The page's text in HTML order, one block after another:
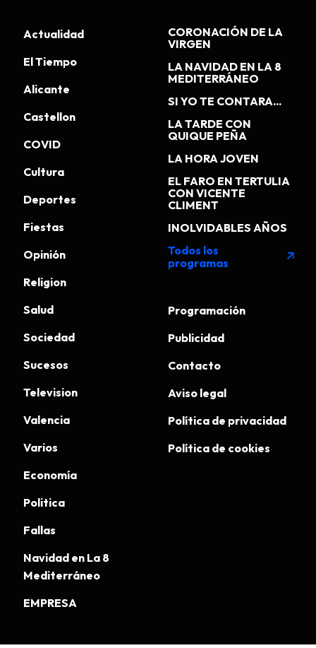
Actualidad
El Tiempo
Alicante
Castellon
COVID
Cultura
Deportes
Fiestas
Opinión
Religion
Salud
Sociedad
Sucesos
Television
Valencia
Varios
Economía
Politica
Fallas
Navidad en La 8
Mediterráneo
EMPRESA
CORONACIÓN DE LA
VIRGEN
LA NAVIDAD EN LA 8
MEDITERRÁNEO
SI YO TE CONTARA...
LA TARDE CON
QUIQUE PEÑA
LA HORA JOVEN
EL FARO EN TERTULIA
CON VICENTE
CLIMENT
INOLVIDABLES AÑOS
Todos los
programas
arrow_outward
Programación
Publicidad
Contacto
Aviso legal
Política de privacidad
Política de cookies